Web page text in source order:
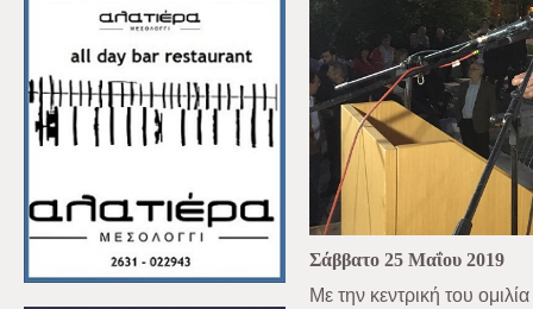
Σάββατο 25 Μαΐου 2019
Με την κεντρική του